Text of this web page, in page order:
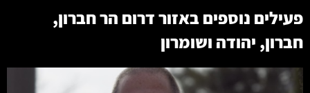
פעילים נוספים באזורדרום הר חברון,
חברון, יהודה ושומרון